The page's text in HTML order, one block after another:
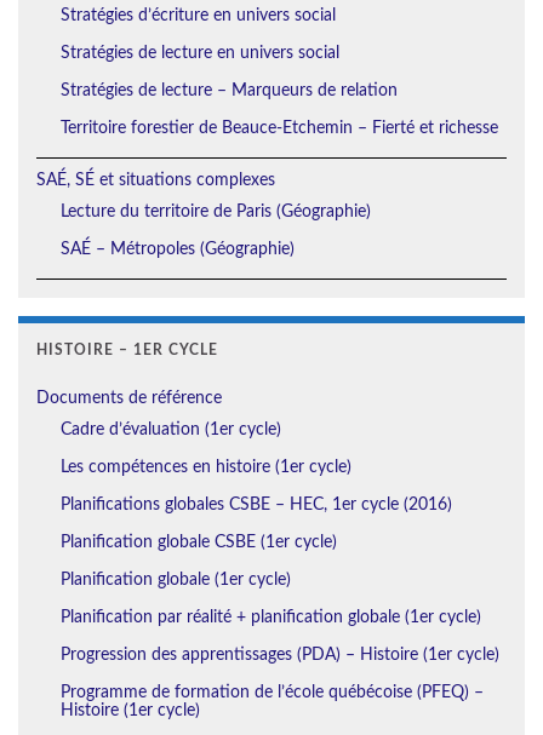
Stratégies d’écriture en univers social
Stratégies de lecture en univers social
Stratégies de lecture – Marqueurs de relation
Territoire forestier de Beauce-Etchemin – Fierté et richesse
SAÉ, SÉ et situations complexes
Lecture du territoire de Paris (Géographie)
SAÉ – Métropoles (Géographie)
HISTOIRE – 1ER CYCLE
Documents de référence
Cadre d’évaluation (1er cycle)
Les compétences en histoire (1er cycle)
Planifications globales CSBE – HEC, 1er cycle (2016)
Planification globale CSBE (1er cycle)
Planification globale (1er cycle)
Planification par réalité + planification globale (1er cycle)
Progression des apprentissages (PDA) – Histoire (1er cycle)
Programme de formation de l’école québécoise (PFEQ) –
Histoire (1er cycle)